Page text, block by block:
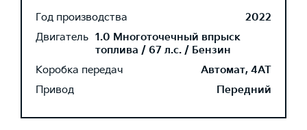
Год производства
2022
Двигатель 1.0 Многоточечный впрыск
топлива / 67 л.с. / Бензин
Коробка передач
Автомат, 4AT
Привод
Передний